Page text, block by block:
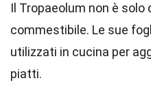
Il Tropaeolum non è solo
commestibile. Le sue
utilizzati in cucina per
piatti.